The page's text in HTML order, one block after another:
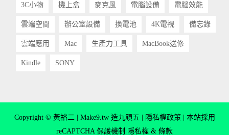
3C小物 機上盒 麥克風 電腦設備 電腦效能
雲端空間 辦公室設備 換電池 4K電視 備忘錄
雲端應用 Mac 生產力工具 MacBook送修
Kindle SONY
Copyright © 黃裕二 | Make9.tw 造九頑五 | 隱私權政策 | 本站採用
reCAPTCHA 保護機制 隱私權 & 條款